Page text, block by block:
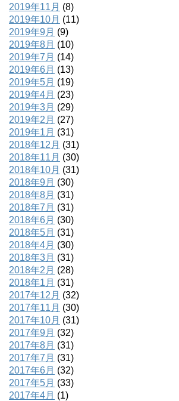
2019年11月 (8)
2019年10月 (11)
2019年9月 (9)
2019年8月 (10)
2019年7月 (14)
2019年6月 (13)
2019年5月 (19)
2019年4月 (23)
2019年3月 (29)
2019年2月 (27)
2019年1月 (31)
2018年12月 (31)
2018年11月 (30)
2018年10月 (31)
2018年9月 (30)
2018年8月 (31)
2018年7月 (31)
2018年6月 (30)
2018年5月 (31)
2018年4月 (30)
2018年3月 (31)
2018年2月 (28)
2018年1月 (31)
2017年12月 (32)
2017年11月 (30)
2017年10月 (31)
2017年9月 (32)
2017年8月 (31)
2017年7月 (31)
2017年6月 (32)
2017年5月 (33)
2017年4月 (1)